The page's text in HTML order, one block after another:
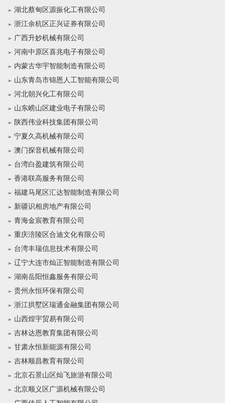
湖北蔡甸区源振化工有限公司
浙江余杭区正兴证券有限公司
广西升妙机械有限公司
河南中原区喜兆电子有限公司
内蒙古华宇智能制造有限公司
山东青岛市锦恩人工智能有限公司
河北朝兴化工有限公司
山东崂山区建业电子有限公司
陕西伟业科技集团有限公司
宁夏久高机械有限公司
澳门探音机械有限公司
台湾白盈建筑有限公司
香港联高服务有限公司
福建马尾区汇达智能制造有限公司
新疆识相房地产有限公司
青海金宸教育有限公司
重庆涪陵区合迪文化有限公司
台湾丰瑞信息技术有限公司
辽宁大连市灿正智能制造有限公司
湖南岳阳恒鑫服务有限公司
贵州永恒环保有限公司
浙江拱墅区瑞通金融集团有限公司
山西煌宇贸易有限公司
吉林达恩教育集团有限公司
甘肃永恒新能源有限公司
吉林顺昌教育有限公司
北京石景山区灿飞旅游有限公司
北京顺义区广源机械有限公司